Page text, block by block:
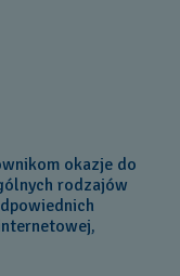
okazje do
rodzajów